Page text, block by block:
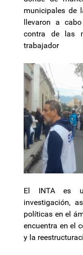
municipales de
llevaron a
contra de las
trabajador
El INTA es
investigación,
políticas en el
encuentra en el
y la